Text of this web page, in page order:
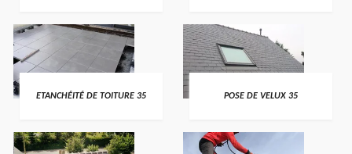
ETANCHÉITÉ DE TOITURE 35 POSE DE VELUX 35